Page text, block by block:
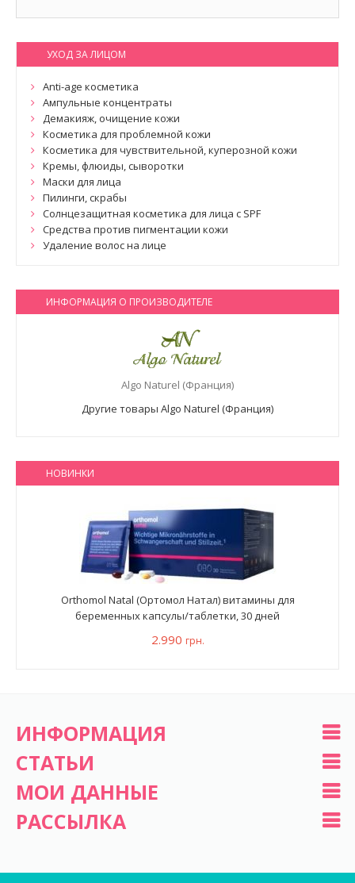
УХОД ЗА ЛИЦОМ
Anti-age косметика
Ампульные концентраты
Демакияж, очищение кожи
Косметика для проблемной кожи
Косметика для чувствительной, куперозной кожи
Кремы, флюиды, сыворотки
Маски для лица
Пилинги, скрабы
Солнцезащитная косметика для лица с SPF
Средства против пигментации кожи
Удаление волос на лице
ИНФОРМАЦИЯ О ПРОИЗВОДИТЕЛЕ
Algo Naturel (Франция)
Другие товары Algo Naturel (Франция)
НОВИНКИ
Orthomol Natal (Ортомол Натал) витамины для
беременных капсулы/таблетки, 30 дней
2.990 грн.
ИНФОРМАЦИЯ
СТАТЬИ
МОИ ДАННЫЕ
РАССЫЛКА